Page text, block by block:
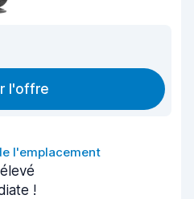
l'offre
l'emplacement
!